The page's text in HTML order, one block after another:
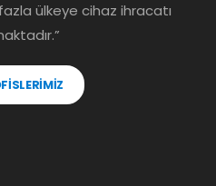
ülkeye cihaz ihracatı